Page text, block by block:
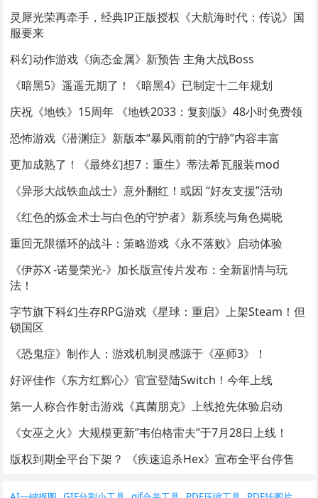
灵犀光荣再牵手，经典IP正版授权《大航海时代：传说》国
服要来
科幻动作游戏《病态金属》新预告 主角大战Boss
《暗黑5》遥遥无期了！《暗黑4》已制定十二年规划
庆祝《地铁》15周年 《地铁2033：复刻版》48小时免费领
恐怖游戏《潜渊症》新版本“暴风雨前的宁静”内容丰富
更加成熟了！《最终幻想7：重生》蒂法希瓦服装mod
《异形大战铁血战士》意外翻红！或因 “好友支援”活动
《红色的炼金术士与白色的守护者》新系统与角色揭晓
重回无限循环的战斗：策略游戏《永不落败》启动体验
《伊苏X -诺曼荣光-》加长版宣传片发布：全新剧情与玩
法！
字节旗下科幻生存RPG游戏《星球：重启》上架Steam！但
锁国区
《恐鬼症》制作人：游戏机制灵感源于《巫师3》！
好评佳作《东方红辉心》官宣登陆Switch！今年上线
第一人称合作射击游戏《真菌朋克》上线抢先体验启动
《女巫之火》大规模更新”韦伯格雷夫”于7月28日上线！
版权到期全平台下架？ 《疾速追杀Hex》宣布全平台停售